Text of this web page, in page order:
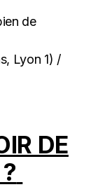
de
Lyon 1) /
DE